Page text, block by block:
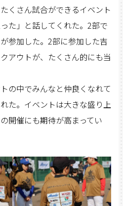
くさん試合ができるイベント
た」と話してくれた。2部で
参加した。2部に参加した吉
アウトが、たくさん的にも当
の中でみんなと仲良くなれて
た。イベントは大きな盛り上
開催にも期待が高まってい